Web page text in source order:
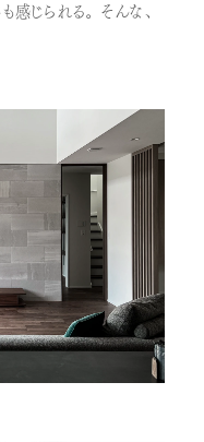
感じられる。そんな、